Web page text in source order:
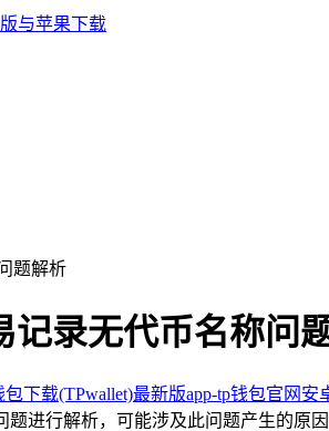
题解析
录无代币名称问
下载(TPwallet)最新版app-tp钱包官网安
进行解析，可能涉及此问题产生的